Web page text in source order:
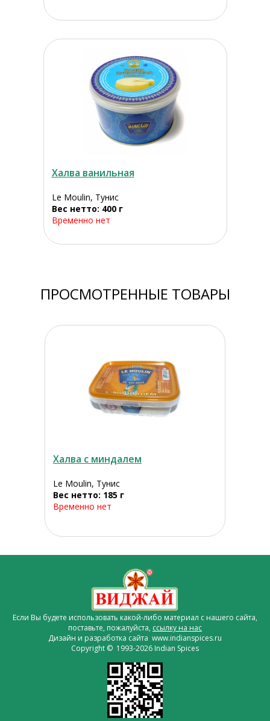
Халва ванильная
Le Moulin, Тунис
Вес нетто: 400 г
Временно нет
ПРОСМОТРЕННЫЕ ТОВАРЫ
Халва с миндалем
Le Moulin, Тунис
Вес нетто: 185 г
Временно нет
Если Вы будете использовать какой-либо материал с нашего сайта,
поставьте, пожалуйста, ссылку на нас
Дизайн и разработка сайта www.indianspices.ru
Copyright © 1993-2026 Indian Spices